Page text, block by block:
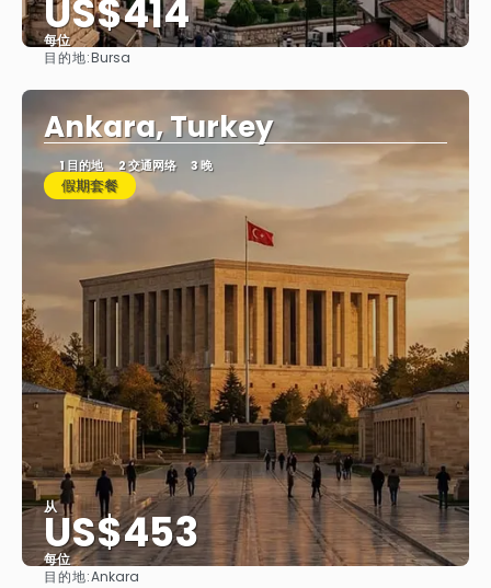
US$414
每位
目的地:Bursa
Ankara, Turkey
1 目的地 2 交通网络 3 晚
假期套餐
从
US$453
每位
目的地:Ankara